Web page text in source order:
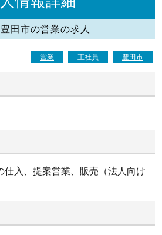
田市の営業の求人
営業 正社員 豊田市
入、提案営業、販売（法人向け